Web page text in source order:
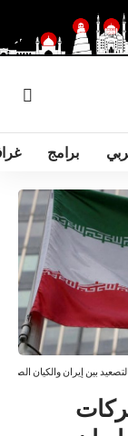
برامج
بين إيران والكيان